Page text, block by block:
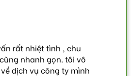
rất nhiệt tình , chu
nhanh gọn. tôi vô
dịch vụ công ty mình